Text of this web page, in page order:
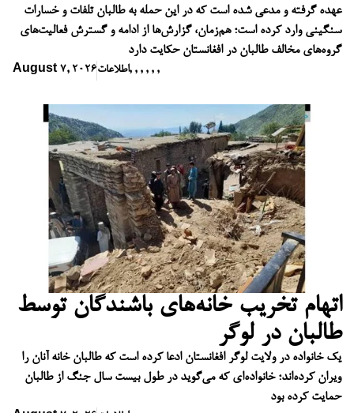
عهده گرفته و مدعی شده است که در این حمله به طالبان تلفات و خسارات
سنگینی وارد کرده است؛ هم‌زمان، گزارش‌ها از ادامه و گسترش فعالیت‌های
گروه‌های مخالف طالبان در افغانستان حکایت دارد
August 7, 2026اطلاعات, , , , , ,
اتهام تخریب خانه‌های باشندگان توسط
طالبان در لوگر
یک خانواده در ولایت لوگر افغانستان ادعا کرده است که طالبان خانه آنان را
ویران کرده‌اند؛ خانواده‌ای که می‌گوید در طول بیست سال جنگ از طالبان
حمایت کرده بود